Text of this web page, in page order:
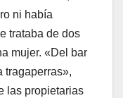
ni había
trataba de dos
mujer. «Del bar
tragaperras»,
las propietarias